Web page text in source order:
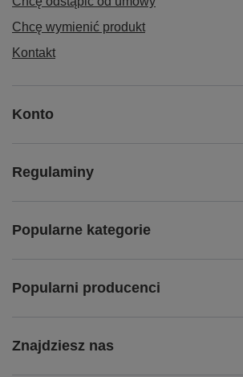
Chcę wymienić produkt
Kontakt
Konto
Regulaminy
Popularne kategorie
Popularni producenci
Znajdziesz nas